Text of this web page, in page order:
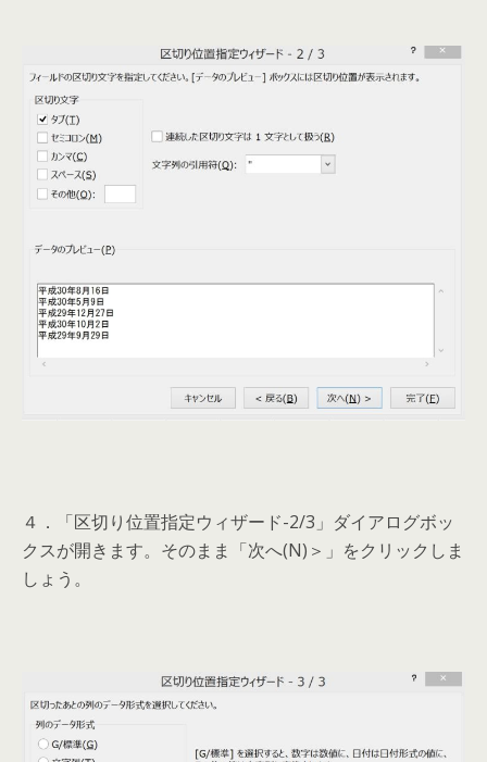
４．「区切り位置指定ウィザード-2/3」ダイアログボッ
クスが開きます。そのまま「次へ(N)＞」をクリックしま
しょう。